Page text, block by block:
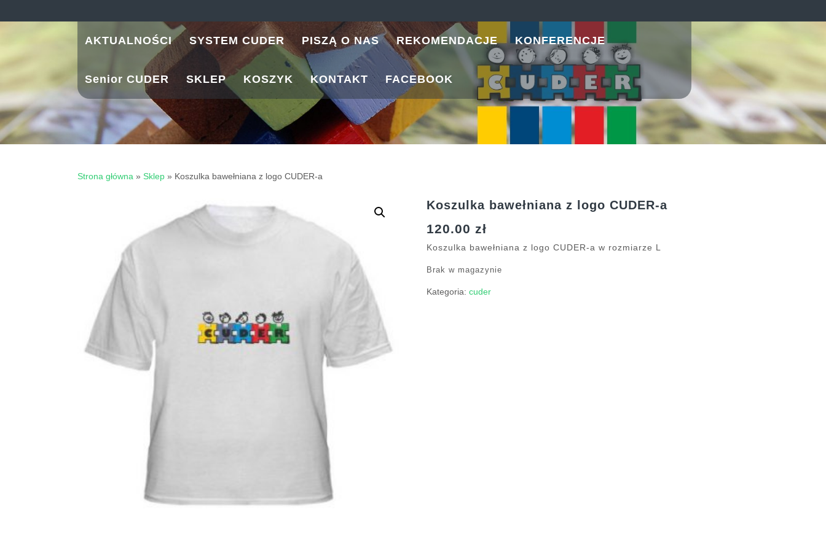
AKTUALNOŚCI SYSTEM CUDER PISZĄ O NAS REKOMENDACJE KONFERENCJE
Senior CUDER SKLEP KOSZYK KONTAKT FACEBOOK
Strona główna » Sklep » Koszulka bawełniana z logo CUDER-a
Koszulka bawełniana z logo CUDER-a
120.00 zł
Koszulka bawełniana z logo CUDER-a w rozmiarze L
Brak w magazynie
Kategoria: cuder